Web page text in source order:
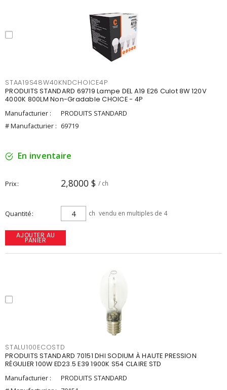
STAA19S48W40KNDCHOICE4P
PRODUITS STANDARD 69719 Lampe DEL A19 E26 Culot 8W 120V
4000K 800LM Non-Gradable CHOICE - 4P
Manufacturier :
PRODUITS STANDARD
# Manufacturier : 69719
En inventaire
Prix 2,8000 $ / ch
Quantité ch vendu en multiples de 4
AJOUTER AU
PANIER
STALU100ECOSTD
PRODUITS STANDARD 70151 DHI SODIUM À HAUTE PRESSION
RÉGULIER 100W ED23.5 E39 1900K S54 CLAIRE STD
Manufacturier :
PRODUITS STANDARD